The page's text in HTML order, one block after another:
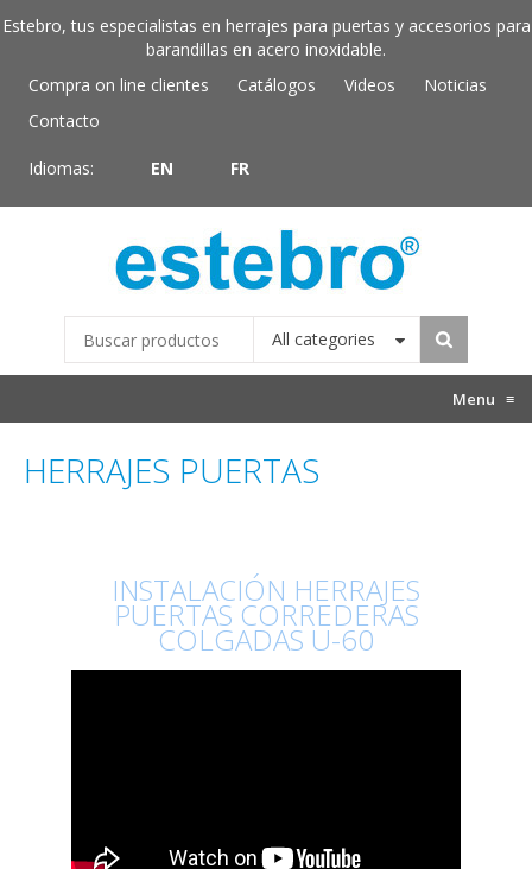
Estebro, tus especialistas en herrajes para puertas y accesorios para
barandillas en acero inoxidable.
Compra on line clientes
Catálogos Videos
Noticias
Contacto
Idiomas: EN FR
All categories
Menu ≡
HERRAJES PUERTAS
INSTALACIÓN HERRAJES
PUERTAS CORREDERAS
COLGADAS U-60